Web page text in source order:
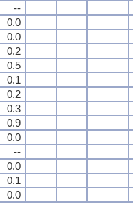
--
0.0
0.0
0.2
0.5
0.1
0.2
0.3
0.9
0.0
--
0.0
0.1
0.0